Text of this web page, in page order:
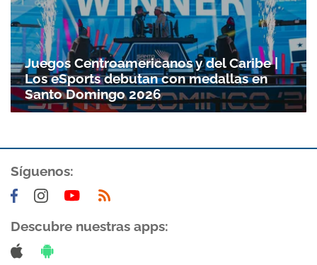
Gracias por suscribirte a nuestro boletín.
ACEPTAR
Juegos Centroamericanos y del Caribe |
Los eSports debutan con medallas en
Santo Domingo 2026
Síguenos:
Descubre nuestras apps: